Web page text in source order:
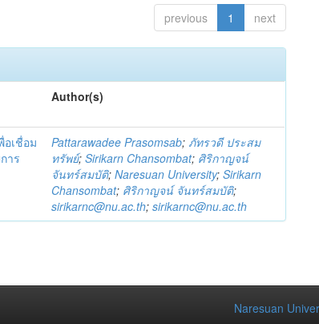
previous 1 next
Author(s)
อเชื่อม
าร
Pattarawadee Prasomsab; ภัทรวดี ประสม
ทรัพย์;Sirikarn Chansombat; ศิริกาญจน์
จันทร์สมบัติ;Naresuan University;Sirikarn
Chansombat; ศิริกาญจน์ จันทร์สมบัติ;
sirikarnc@nu.ac.th;sirikarnc@nu.ac.th
Naresuan